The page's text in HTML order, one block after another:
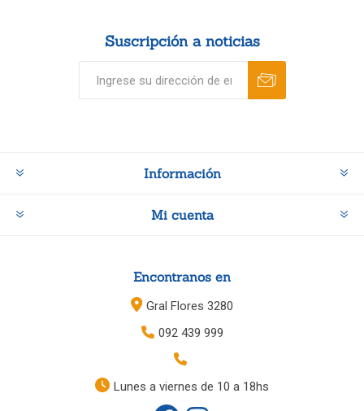
Suscripción a noticias
Información
Mi cuenta
Encontranos en
Gral Flores 3280
092 439 999
Lunes a viernes de 10 a 18hs